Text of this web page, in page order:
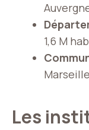
1,6 M
Les